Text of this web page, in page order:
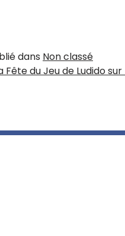
dans Non classé
Fête du Jeu de Ludido